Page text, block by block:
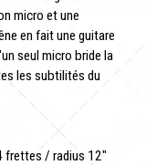
micro et une
en fait une guitare
seul micro bride la
les subtilités du
frettes / radius 12″